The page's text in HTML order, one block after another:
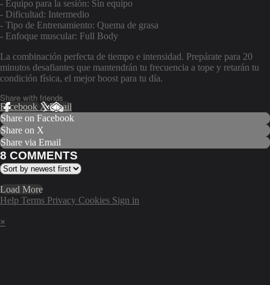
- Equipo para la sesión: Sin equipo
- Dificultad: Intermedio
- Tipo de Entrenamiento: Quema de grasa
- Enfoque muscular: Full Body
La combinación perfecta de tiempo e intensidad. Prepárate para 20
minutos desafiantes que mantendrán tu frecuencia a tope y retarán tu
condición física, el mejor boost para tu día.
Share with friends
Facebook XEmail
Share on Facebook
Share on X
Share via Email
8 COMMENTS
Load More
Help Terms Privacy Cookies Sign in
×